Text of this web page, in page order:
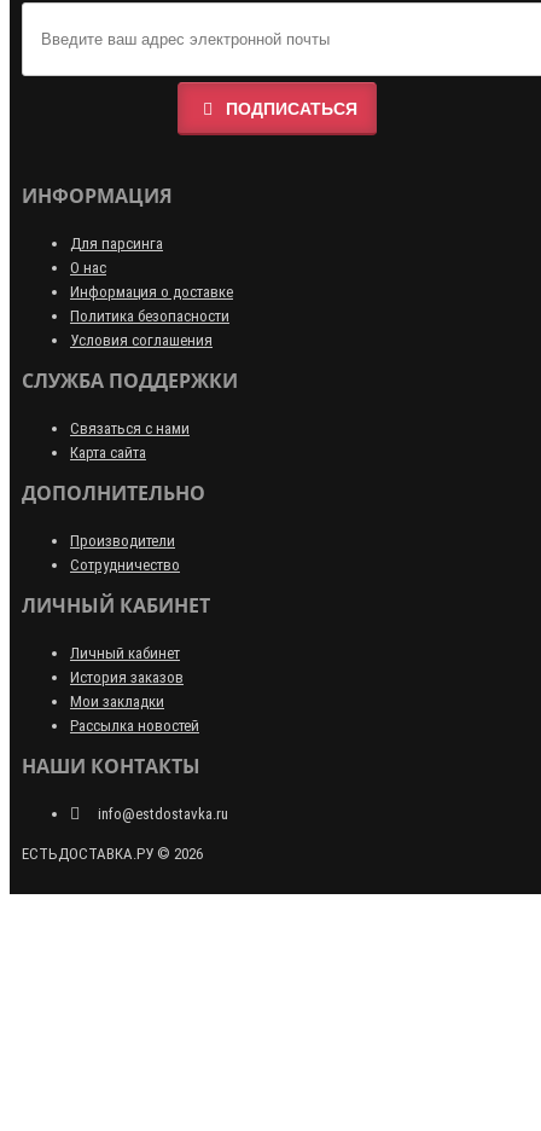
ПОДПИСАТЬСЯ
ИНФОРМАЦИЯ
Для парсинга
О нас
Информация о доставке
Политика безопасности
Условия соглашения
СЛУЖБА ПОДДЕРЖКИ
Связаться с нами
Карта сайта
ДОПОЛНИТЕЛЬНО
Производители
Сотрудничество
ЛИЧНЫЙ КАБИНЕТ
Личный кабинет
История заказов
Мои закладки
Рассылка новостей
НАШИ КОНТАКТЫ
info@estdostavka.ru
ЕСТЬДОСТАВКА.РУ © 2026